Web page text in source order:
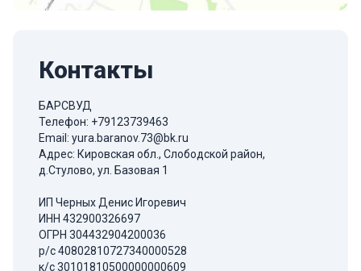
Контакты
БАРСВУД
Телефон: +79123739463
Email: yura.baranov.73@bk.ru
Адрес: Кировская обл., Слободской район,
д.Стулово, ул. Базовая 1
ИП Черных Денис Игоревич
ИНН 432900326697
ОГРН 304432904200036
р/с 40802810727340000528
к/с 30101810500000000609